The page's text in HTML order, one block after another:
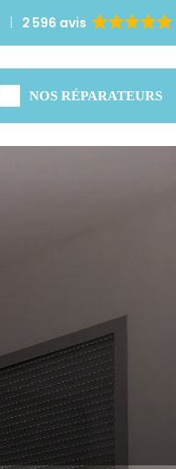
2 596 avis
NOS RÉPARATEURS